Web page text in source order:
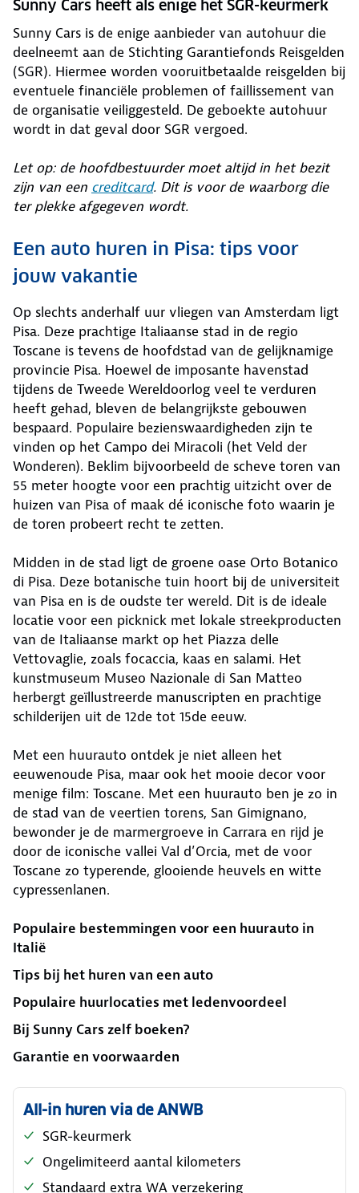
Sunny Cars heeft als enige het SGR-keurmerk
Sunny Cars is de enige aanbieder van autohuur die
deelneemt aan de Stichting Garantiefonds Reisgelden
(SGR). Hiermee worden vooruitbetaalde reisgelden bij
eventuele financiële problemen of faillissement van
de organisatie veiliggesteld. De geboekte autohuur
wordt in dat geval door SGR vergoed.
Let op: de hoofdbestuurder moet altijd in het bezit
zijn van een creditcard. Dit is voor de waarborg die
ter plekke afgegeven wordt.
Een auto huren in Pisa: tips voor
jouw vakantie
Op slechts anderhalf uur vliegen van Amsterdam ligt
Pisa. Deze prachtige Italiaanse stad in de regio
Toscane is tevens de hoofdstad van de gelijknamige
provincie Pisa. Hoewel de imposante havenstad
tijdens de Tweede Wereldoorlog veel te verduren
heeft gehad, bleven de belangrijkste gebouwen
bespaard. Populaire bezienswaardigheden zijn te
vinden op het Campo dei Miracoli (het Veld der
Wonderen). Beklim bijvoorbeeld de scheve toren van
55 meter hoogte voor een prachtig uitzicht over de
huizen van Pisa of maak dé iconische foto waarin je
de toren probeert recht te zetten.
Midden in de stad ligt de groene oase Orto Botanico
di Pisa. Deze botanische tuin hoort bij de universiteit
van Pisa en is de oudste ter wereld. Dit is de ideale
locatie voor een picknick met lokale streekproducten
van de Italiaanse markt op het Piazza delle
Vettovaglie, zoals focaccia, kaas en salami. Het
kunstmuseum Museo Nazionale di San Matteo
herbergt geïllustreerde manuscripten en prachtige
schilderijen uit de 12de tot 15de eeuw.
Met een huurauto ontdek je niet alleen het
eeuwenoude Pisa, maar ook het mooie decor voor
menige film: Toscane. Met een huurauto ben je zo in
de stad van de veertien torens, San Gimignano,
bewonder je de marmergroeve in Carrara en rijd je
door de iconische vallei Val d’Orcia, met de voor
Toscane zo typerende, glooiende heuvels en witte
cypressenlanen.
Populaire bestemmingen voor een huurauto in
Italië
Tips bij het huren van een auto
Populaire huurlocaties met ledenvoordeel
Bij Sunny Cars zelf boeken?
Garantie en voorwaarden
All-in huren via de ANWB
SGR-keurmerk
Ongelimiteerd aantal kilometers
Standaard extra WA verzekering